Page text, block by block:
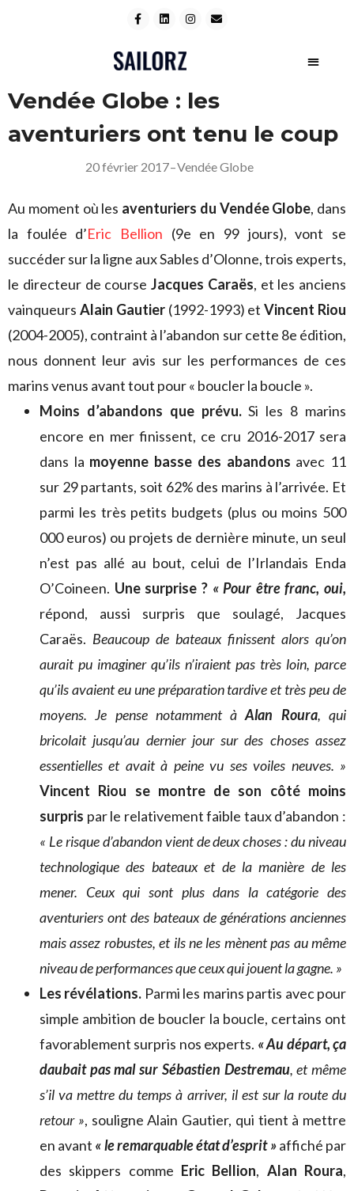
Vendée Globe : les
aventuriers ont tenu le coup
20 février 2017–Vendée Globe
Au moment où les aventuriers du Vendée Globe, dans
la foulée d’Eric Bellion (9e en 99 jours), vont se
succéder sur la ligne aux Sables d’Olonne, trois experts,
le directeur de course Jacques Caraës, et les anciens
vainqueurs Alain Gautier(1992-1993) etVincent Riou
(2004-2005), contraint à l’abandon sur cette 8e édition,
nous donnent leur avis sur les performances de ces
marins venus avant tout pour « boucler la boucle ».
Moins d’abandons que prévu.Si les 8 marins
encore en mer finissent, ce cru 2016-2017 sera
dans la moyenne basse des abandons avec 11
sur 29 partants, soit 62% des marins à l’arrivée. Et
parmi les très petits budgets (plus ou moins 500
000 euros) ou projets de dernière minute, un seul
n’est pas allé au bout, celui de l’Irlandais Enda
O’Coineen. Une surprise ? « Pour être franc, oui,
répond, aussi surpris que soulagé, Jacques
Caraës. Beaucoup de bateaux finissent alors qu’on
aurait pu imaginer qu’ils n’iraient pas très loin, parce
qu’ils avaient eu une préparation tardive et très peu de
moyens. Je pense notamment àAlan Roura, qui
bricolait jusqu’au dernier jour sur des choses assez
essentielles et avait à peine vu ses voiles neuves. »
Vincent Riou se montre de son côté moins
surpris par le relativement faible taux d’abandon :
« Le risque d’abandon vient de deux choses : du niveau
technologique des bateaux et de la manière de les
mener. Ceux qui sont plus dans la catégorie des
aventuriers ont des bateaux de générations anciennes
mais assez robustes, et ils ne les mènent pas au même
niveau de performances que ceux qui jouent la gagne. »
Les révélations. Parmi les marins partis avec pour
simple ambition de boucler la boucle, certains ont
favorablement surpris nos experts. « Au départ, ça
daubait pas mal sur Sébastien Destremau, et même
s’il va mettre du temps à arriver, il est sur la route du
retour », souligne Alain Gautier, qui tient à mettre
en avant « le remarquable état d’esprit »affiché par
des skippers comme Eric Bellion, Alan Roura,